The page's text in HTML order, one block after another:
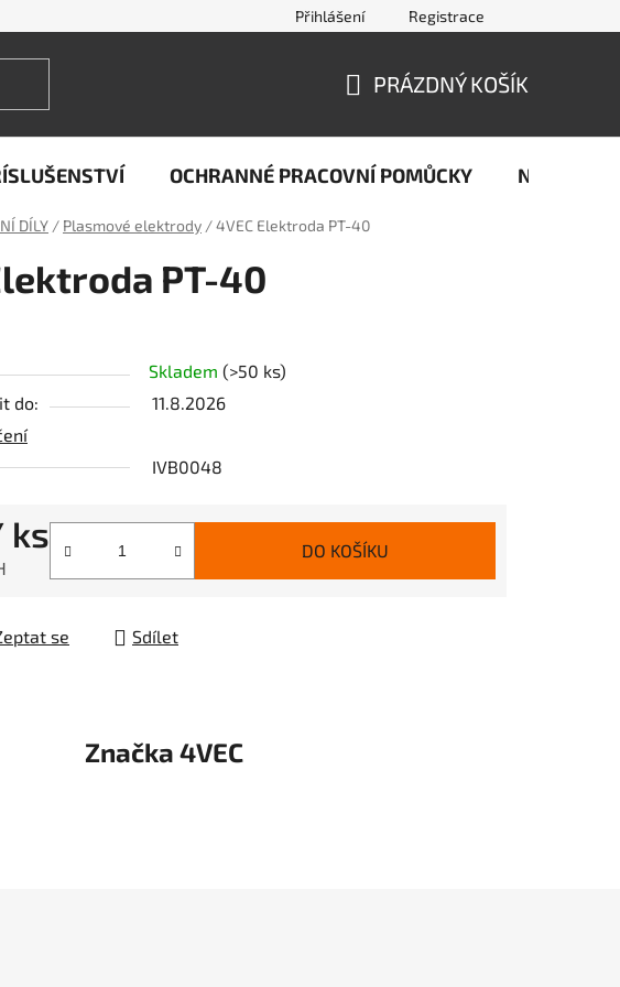
FAQ - nejčastější dotazy ze světa svařování Kontakty
Přihlášení Registrace
KOŠÍK
PRÁZDNÝ KOŠÍK
OCHRANNÉ PRACOVNÍ POMŮCKY Naše
DÍLY / Plasmové elektrody /4VEC Elektroda PT-40
PT-40
Skladem (>50 ks)
do:
11.8.2026
IVB0048
ks DO KOŠÍKU
se Sdílet
Značka 4VEC